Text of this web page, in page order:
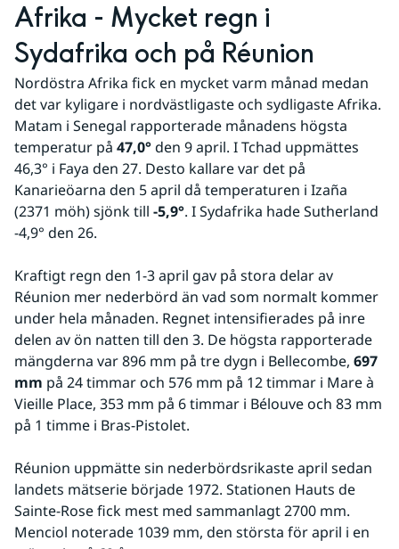
Afrika - Mycket regn i
Sydafrika och på Réunion
Nordöstra Afrika fick en mycket varm månad medan
det var kyligare i nordvästligaste och sydligaste Afrika.
Matam i Senegal rapporterade månadens högsta
temperatur på 47,0° den 9 april. I Tchad uppmättes
46,3° i Faya den 27. Desto kallare var det på
Kanarieöarna den 5 april då temperaturen i Izaña
(2371 möh) sjönk till -5,9°. I Sydafrika hade Sutherland
-4,9° den 26.
Kraftigt regn den 1-3 april gav på stora delar av
Réunion mer nederbörd än vad som normalt kommer
under hela månaden. Regnet intensifierades på inre
delen av ön natten till den 3. De högsta rapporterade
mängderna var 896 mm på tre dygn i Bellecombe, 697
mm på 24 timmar och 576 mm på 12 timmar i Mare à
Vieille Place, 353 mm på 6 timmar i Bélouve och 83 mm
på 1 timme i Bras-Pistolet.
Réunion uppmätte sin nederbördsrikaste april sedan
landets mätserie började 1972. Stationen Hauts de
Sainte-Rose fick mest med sammanlagt 2700 mm.
Menciol noterade 1039 mm, den största för april i en